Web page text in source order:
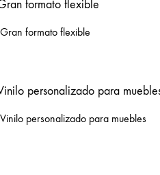
Gran formato flexible
Vinilo personalizado para muebles